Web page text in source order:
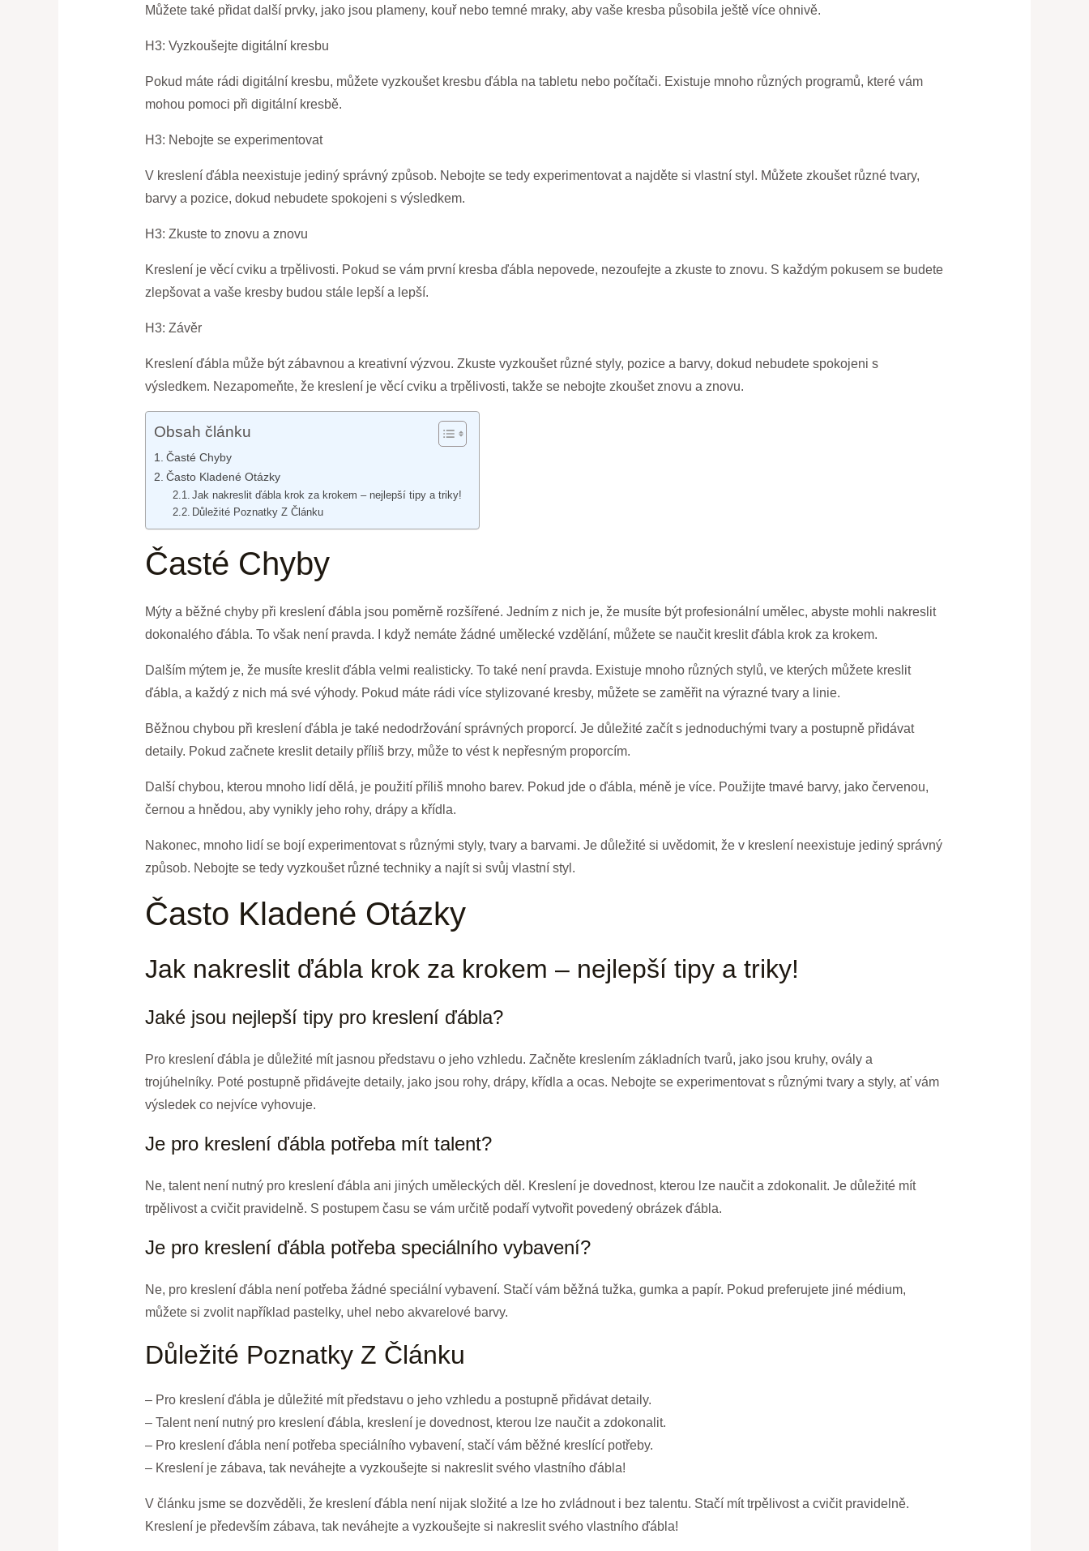
Můžete také přidat další prvky, jako jsou plameny, kouř nebo temné mraky, aby vaše kresba působila ještě více ohnivě.
H3: Vyzkoušejte digitální kresbu
Pokud máte rádi digitální kresbu, můžete vyzkoušet kresbu ďábla na tabletu nebo počítači. Existuje mnoho různých programů, které vám
mohou pomoci při digitální kresbě.
H3: Nebojte se experimentovat
V kreslení ďábla neexistuje jediný správný způsob. Nebojte se tedy experimentovat a najděte si vlastní styl. Můžete zkoušet různé tvary,
barvy a pozice, dokud nebudete spokojeni s výsledkem.
H3: Zkuste to znovu a znovu
Kreslení je věcí cviku a trpělivosti. Pokud se vám první kresba ďábla nepovede, nezoufejte a zkuste to znovu. S každým pokusem se budete
zlepšovat a vaše kresby budou stále lepší a lepší.
H3: Závěr
Kreslení ďábla může být zábavnou a kreativní výzvou. Zkuste vyzkoušet různé styly, pozice a barvy, dokud nebudete spokojeni s
výsledkem. Nezapomeňte, že kreslení je věcí cviku a trpělivosti, takže se nebojte zkoušet znovu a znovu.
Obsah článku
Časté Chyby
Často Kladené Otázky
Jak nakreslit ďábla krok za krokem – nejlepší tipy a triky!
Důležité Poznatky Z Článku
Časté Chyby
Mýty a běžné chyby při kreslení ďábla jsou poměrně rozšířené. Jedním z nich je, že musíte být profesionální umělec, abyste mohli nakreslit
dokonalého ďábla. To však není pravda. I když nemáte žádné umělecké vzdělání, můžete se naučit kreslit ďábla krok za krokem.
Dalším mýtem je, že musíte kreslit ďábla velmi realisticky. To také není pravda. Existuje mnoho různých stylů, ve kterých můžete kreslit
ďábla, a každý z nich má své výhody. Pokud máte rádi více stylizované kresby, můžete se zaměřit na výrazné tvary a linie.
Běžnou chybou při kreslení ďábla je také nedodržování správných proporcí. Je důležité začít s jednoduchými tvary a postupně přidávat
detaily. Pokud začnete kreslit detaily příliš brzy, může to vést k nepřesným proporcím.
Další chybou, kterou mnoho lidí dělá, je použití příliš mnoho barev. Pokud jde o ďábla, méně je více. Použijte tmavé barvy, jako červenou,
černou a hnědou, aby vynikly jeho rohy, drápy a křídla.
Nakonec, mnoho lidí se bojí experimentovat s různými styly, tvary a barvami. Je důležité si uvědomit, že v kreslení neexistuje jediný správný
způsob. Nebojte se tedy vyzkoušet různé techniky a najít si svůj vlastní styl.
Často Kladené Otázky
Jak nakreslit ďábla krok za krokem – nejlepší tipy a triky!
Jaké jsou nejlepší tipy pro kreslení ďábla?
Pro kreslení ďábla je důležité mít jasnou představu o jeho vzhledu. Začněte kreslením základních tvarů, jako jsou kruhy, ovály a
trojúhelníky. Poté postupně přidávejte detaily, jako jsou rohy, drápy, křídla a ocas. Nebojte se experimentovat s různými tvary a styly, ať vám
výsledek co nejvíce vyhovuje.
Je pro kreslení ďábla potřeba mít talent?
Ne, talent není nutný pro kreslení ďábla ani jiných uměleckých děl. Kreslení je dovednost, kterou lze naučit a zdokonalit. Je důležité mít
trpělivost a cvičit pravidelně. S postupem času se vám určitě podaří vytvořit povedený obrázek ďábla.
Je pro kreslení ďábla potřeba speciálního vybavení?
Ne, pro kreslení ďábla není potřeba žádné speciální vybavení. Stačí vám běžná tužka, gumka a papír. Pokud preferujete jiné médium,
můžete si zvolit například pastelky, uhel nebo akvarelové barvy.
Důležité Poznatky Z Článku
– Pro kreslení ďábla je důležité mít představu o jeho vzhledu a postupně přidávat detaily.
– Talent není nutný pro kreslení ďábla, kreslení je dovednost, kterou lze naučit a zdokonalit.
– Pro kreslení ďábla není potřeba speciálního vybavení, stačí vám běžné kreslící potřeby.
– Kreslení je zábava, tak neváhejte a vyzkoušejte si nakreslit svého vlastního ďábla!
V článku jsme se dozvěděli, že kreslení ďábla není nijak složité a lze ho zvládnout i bez talentu. Stačí mít trpělivost a cvičit pravidelně.
Kreslení je především zábava, tak neváhejte a vyzkoušejte si nakreslit svého vlastního ďábla!